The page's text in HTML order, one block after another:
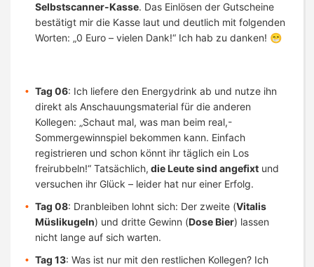
Selbstscanner-Kasse. Das Einlösen der Gutscheine
bestätigt mir die Kasse laut und deutlich mit folgenden
Worten: „0 Euro – vielen Dank!“ Ich hab zu danken! 😁
Tag 06: Ich liefere den Energydrink ab und nutze ihn
direkt als Anschauungsmaterial für die anderen
Kollegen: „Schaut mal, was man beim real,-
Sommergewinnspiel bekommen kann. Einfach
registrieren und schon könnt ihr täglich ein Los
freirubbeln!“ Tatsächlich, die Leute sind angefixt und
versuchen ihr Glück – leider hat nur einer Erfolg.
Tag 08: Dranbleiben lohnt sich: Der zweite (Vitalis
Müslikugeln) und dritte Gewinn (Dose Bier) lassen
nicht lange auf sich warten.
Tag 13: Was ist nur mit den restlichen Kollegen? Ich